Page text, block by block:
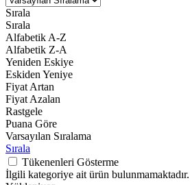
Sırala
Sırala
Alfabetik A-Z
Alfabetik Z-A
Yeniden Eskiye
Eskiden Yeniye
Fiyat Artan
Fiyat Azalan
Rastgele
Puana Göre
Varsayılan Sıralama
Sırala
Tükenenleri Gösterme
İlgili kategoriye ait ürün bulunmamaktadır.